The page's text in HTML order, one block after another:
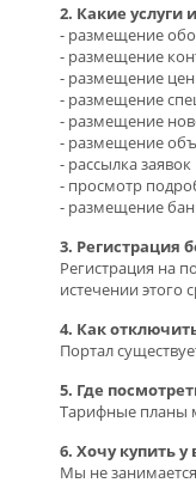
2. Какие
- размещение
- размещение
- размещение
- размещение
- размещение
- размещение
- рассылка
- просмотр
- размещение
3. Регистрация
Регистрация на
истечении этого
4. Как
Портал
5. Где
Тарифные планы
6. Хочу купить
Мы не